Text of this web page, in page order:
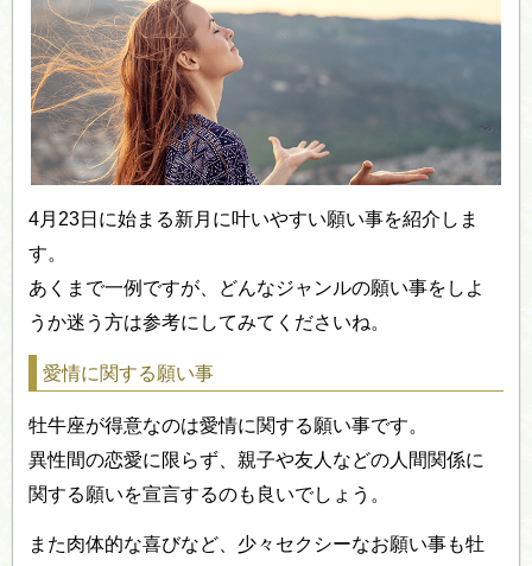
4月23日に始まる新月に叶いやすい願い事を紹介しま
す。
あくまで一例ですが、どんなジャンルの願い事をしよ
うか迷う方は参考にしてみてくださいね。
愛情に関する願い事
牡牛座が得意なのは愛情に関する願い事です。
異性間の恋愛に限らず、親子や友人などの人間関係に
関する願いを宣言するのも良いでしょう。
また肉体的な喜びなど、少々セクシーなお願い事も牡